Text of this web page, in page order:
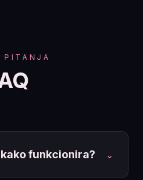
PITANJA
funkcionira? ⌄